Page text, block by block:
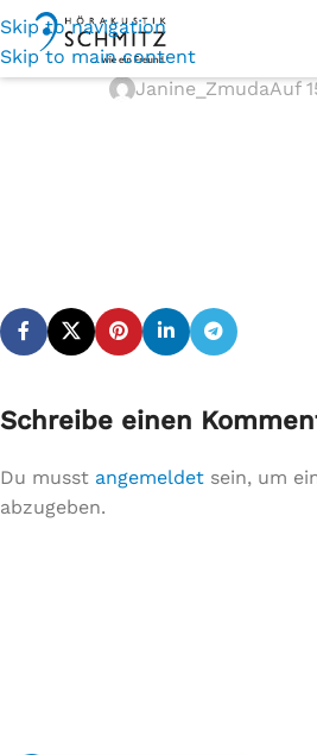
Skip to navigation
Skip to main content
Janine_ZmudaAuf
Schreibe einen
Du musst angemeldet sein, um
abzugeben.